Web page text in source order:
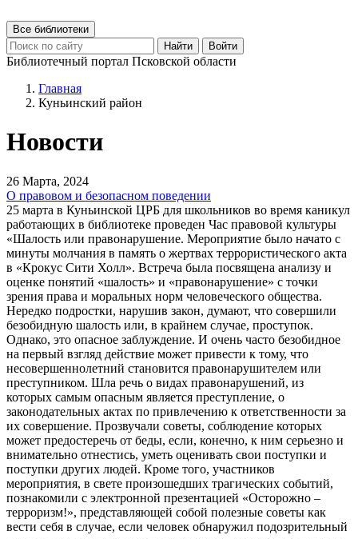
Все библиотеки
Найти
Войти
Библиотечный портал Псковской области
Главная
Куньинский район
Новости
26 Марта, 2024
О правовом и безопасном поведении
25 марта в Куньинской ЦРБ для школьников во время каникул
работающих в библиотеке проведен Час правовой культуры
«Шалость или правонарушение. Мероприятие было начато с
минуты молчания в память о жертвах террористического акта
в «Крокус Сити Холл». Встреча была посвящена анализу и
оценке понятий «шалость» и «правонарушение» с точки
зрения права и моральных норм человеческого общества.
Нередко подростки, нарушив закон, думают, что совершили
безобидную шалость или, в крайнем случае, проступок.
Однако, это опасное заблуждение. И очень часто безобидное
на первый взгляд действие может привести к тому, что
несовершеннолетний становится правонарушителем или
преступником. Шла речь о видах правонарушений, из
которых самым опасным является преступление, о
законодательных актах по привлечению к ответственности за
их совершение. Прозвучали советы, соблюдение которых
может предостеречь от беды, если, конечно, к ним серьезно и
внимательно отнестись, уметь оценивать свои поступки и
поступки других людей. Кроме того, участников
мероприятия, в свете произошедших трагических событий,
познакомили с электронной презентацией «Осторожно –
терроризм!», представляющей собой полезные советы как
вести себя в случае, если человек обнаружил подозрительный